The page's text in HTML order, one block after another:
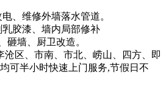
、维修外墙落水管道。
胶漆、墙内局部修补
砸墙、厨卫改造。
沧区、市南、市北、崂山、四方、即
可半小时快速上门服务,节假日不